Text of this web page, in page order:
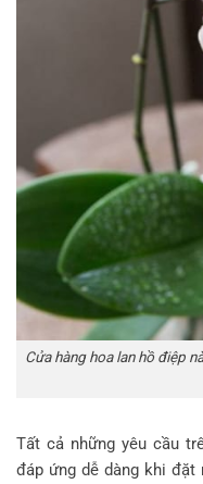
Cửa hàng hoa lan hồ điệp
Tất cả những yêu cầu
đáp ứng dễ dàng khi